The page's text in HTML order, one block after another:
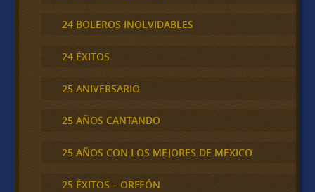
24 BOLEROS INOLVIDABLES
24 ÉXITOS
25 ANIVERSARIO
25 AÑOS CANTANDO
25 AÑOS CON LOS MEJORES DE MEXICO
25 ÉXITOS – ORFEÓN